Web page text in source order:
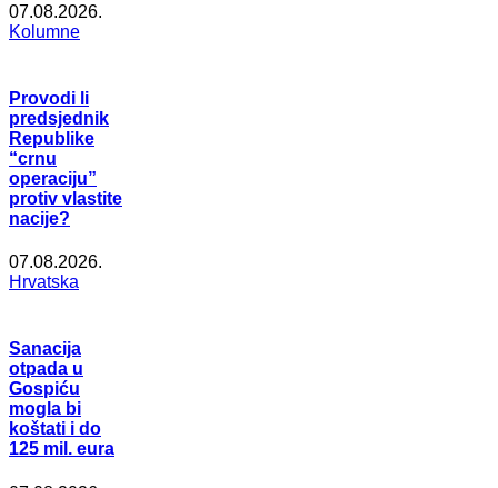
07.08.2026.
Kolumne
Provodi li
predsjednik
Republike
“crnu
operaciju”
protiv vlastite
nacije?
07.08.2026.
Hrvatska
Sanacija
otpada u
Gospiću
mogla bi
koštati i do
125 mil. eura